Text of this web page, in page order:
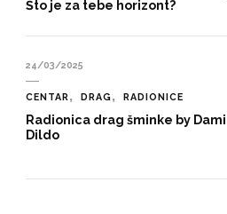
Što je za tebe horizont?
24/03/2025
CENTAR DRAG RADIONICE
Radionica drag šminke by
Dildo